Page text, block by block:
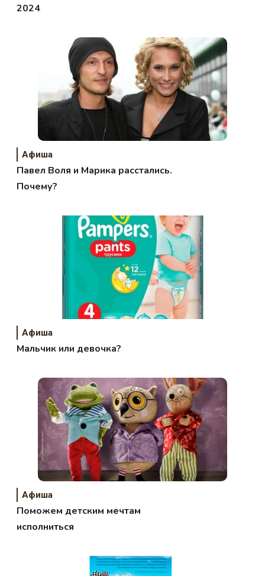
2024
Афиша
Павел Воля и Марика расстались.
Почему?
Афиша
Мальчик или девочка?
Афиша
Поможем детским мечтам
исполниться